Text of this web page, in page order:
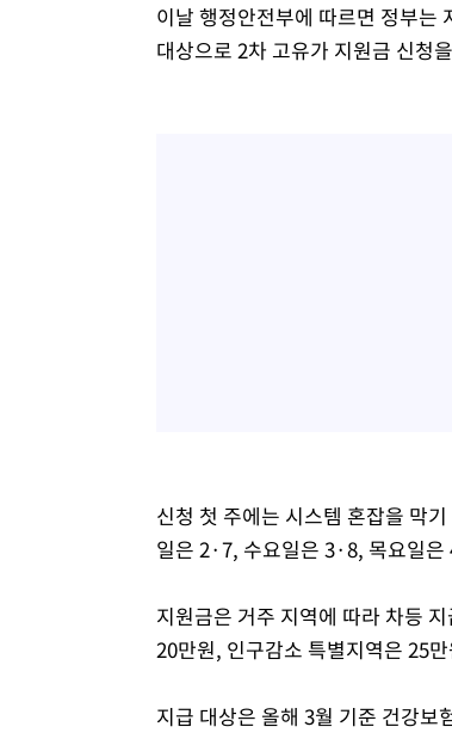
이날 행정안전부에 따르면 정부는
대상으로 2차 고유가 지원금 신청
신청 첫 주에는 시스템 혼잡을 막
일은 2·7, 수요일은 3·8, 목요일
지원금은 거주 지역에 따라 차등
20만원, 인구감소 특별지역은 25
지급 대상은 올해 3월 기준 건강보